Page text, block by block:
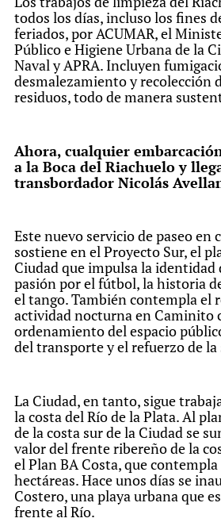
todos los días, incluso los fines
feriados, por ACUMAR, el
Público e Higiene Urbana de la
Naval y APRA. Incluyen
desmalezamiento y recolección
residuos, todo de manera
Ahora, cualquier
a la Boca del Riachuelo y
transbordador Nicolás
Este nuevo servicio de paseo en
sostiene en el Proyecto Sur, el
Ciudad que impulsa la identidad
pasión por el fútbol, la historia
el tango. También contempla el
actividad nocturna en Caminito
ordenamiento del espacio
del transporte y el refuerzo de la
La Ciudad, en tanto, sigue
la costa del Río de la Plata. Al
de la costa sur de la Ciudad se
valor del frente ribereño de la
el Plan BA Costa, que
hectáreas. Hace unos días se
Costero, una playa urbana que
frente al Río.